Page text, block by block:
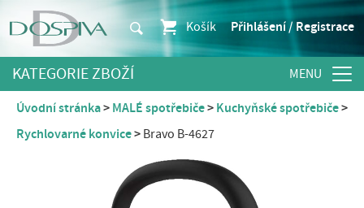
Košík Přihlášení / Registrace
KATEGORIE ZBOŽÍ
Úvodní stránka MALÉ spotřebiče
Kuchyňské spotřebiče
Rychlovarné konvice
Bravo B-4627